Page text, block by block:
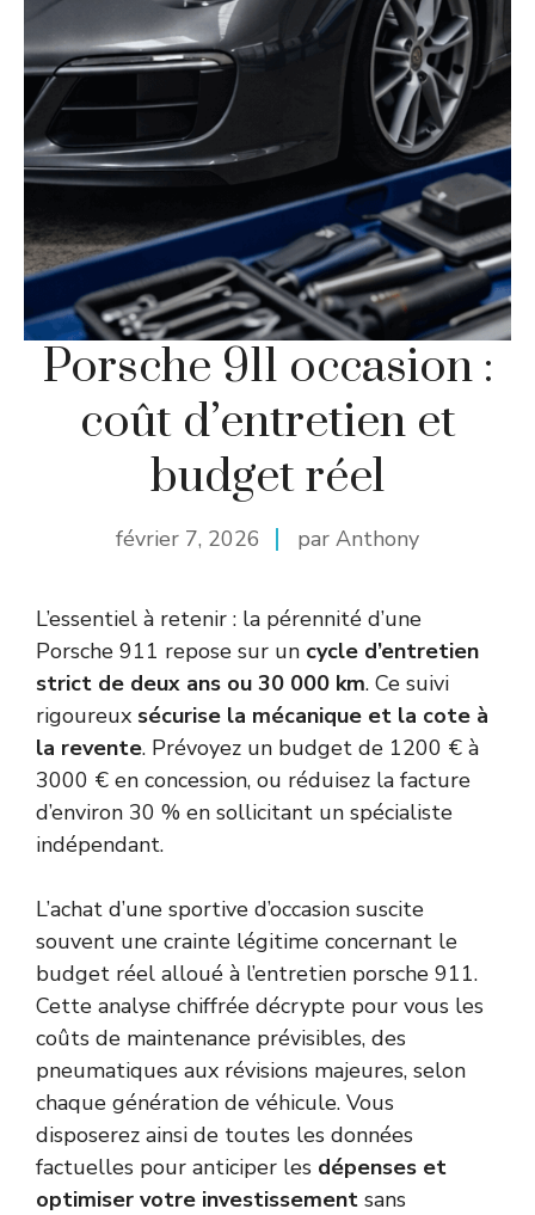
Porsche 911 occasion :
coût d’entretien et
budget réel
février 7, 2026 par Anthony
L’essentiel à retenir : la pérennité d’une
Porsche 911 repose sur un cycle d’entretien
strict de deux ans ou 30 000 km. Ce suivi
rigoureux sécurise la mécanique et la cote à
la revente. Prévoyez un budget de 1200 € à
3000 € en concession, ou réduisez la facture
d’environ 30 % en sollicitant un spécialiste
indépendant.
L’achat d’une sportive d’occasion suscite
souvent une crainte légitime concernant le
budget réel alloué à l’entretien porsche 911.
Cette analyse chiffrée décrypte pour vous les
coûts de maintenance prévisibles, des
pneumatiques aux révisions majeures, selon
chaque génération de véhicule. Vous
disposerez ainsi de toutes les données
factuelles pour anticiper les dépenses et
optimiser votre investissement sans